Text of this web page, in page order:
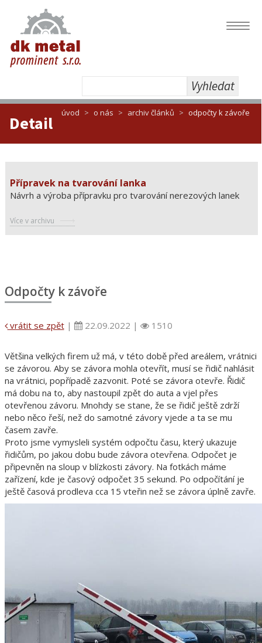
Vyhledat
Detail úvod o nás archiv článků odpočty k závoře
Přípravek na tvarování lanka
Návrh a výroba přípravku pro tvarování nerezových lanek
Více v archivu
Odpočty k závoře
vrátit se zpět| 22.09.2022 | 1510
Většina velkých firem už má, v této době před areálem, vrátnici
se závorou. Aby se závora mohla otevřít, musí se řidič nahlásit
na vrátnici, popřípadě zazvonit. Poté se závora otevře. Řidič
má dobu na to, aby nastoupil zpět do auta a vjel přes
otevřenou závoru. Mnohdy se stane, že se řidič ještě zdrží
nebo něco řeší, než do samotné závory vjede a ta se mu
časem zavře.
Proto jsme vymysleli systém odpočtu času, který ukazuje
řidičům, po jakou dobu bude závora otevřena. Odpočet je
připevněn na sloup v blízkosti závory. Na fotkách máme
zařízení, kde je časový odpočet 35 sekund. Po odpočítání je
ještě časová prodleva cca 15 vteřin než se závora úplně zavře.